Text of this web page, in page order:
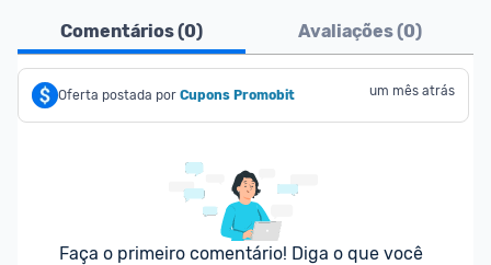
Comentários (0) Avaliações (0)
Oferta postada por Cupons Promobit um mês atrás
Faça o primeiro comentário! Diga o que você